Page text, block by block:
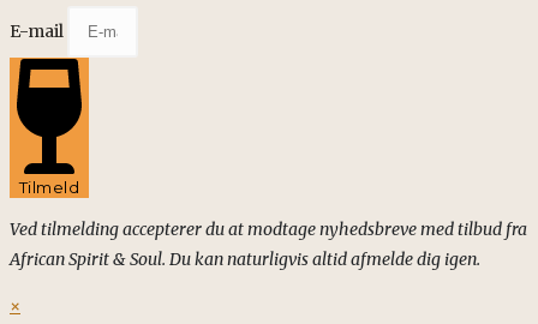
E-mail
Tilmeld
Ved tilmelding accepterer du at modtage nyhedsbreve med tilbud fra
African Spirit & Soul. Du kan naturligvis altid afmelde dig igen.
×